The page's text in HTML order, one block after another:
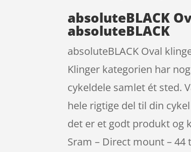
absoluteBLACK
absoluteBLACK
absoluteBLACK Oval
Klinger kategorien har
cykeldele samlet ét sted.
hele rigtige del til din
det er et godt produkt og
Sram – Direct mount –